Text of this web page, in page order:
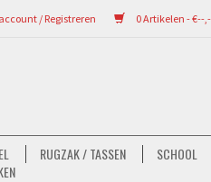
0 Artikelen - €--
/ Registreren
RUGZAK / TASSEN SCHOOL